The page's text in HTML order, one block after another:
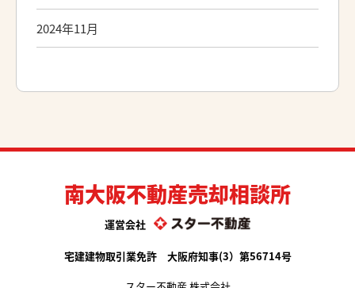
2024年11月
南大阪不動産売却相談所
運営会社
宅建建物取引業免許 大阪府知事(3）第56714号